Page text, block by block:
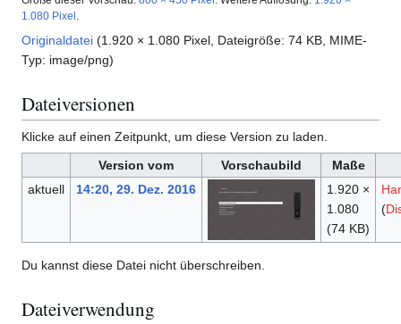
1.080 Pixel
Originaldatei (1.920 × 1.080 Pixel, Dateigröße: 74 KB, MIME-
Typ: image/png)
Dateiversionen
Klicke auf einen Zeitpunkt, um diese Version zu laden.
Version vom
Vorschaubild
Maße
aktuell
14:20, 29. Dez. 2016
1.920 ×
1.080
(74 KB)
(
Du kannst diese Datei nicht überschreiben.
Dateiverwendung